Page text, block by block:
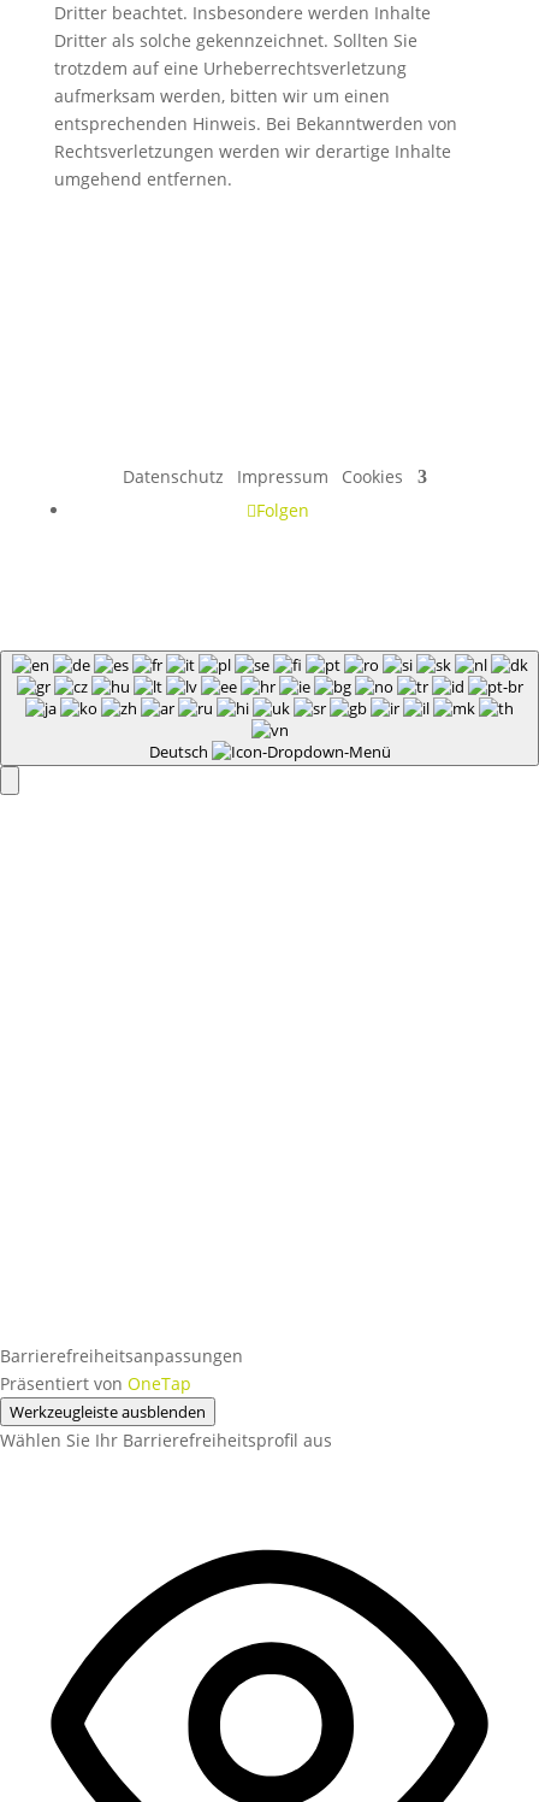
Dritter beachtet. Insbesondere werden Inhalte
Dritter als solche gekennzeichnet. Sollten Sie
trotzdem auf eine Urheberrechtsverletzung
aufmerksam werden, bitten wir um einen
entsprechenden Hinweis. Bei Bekanntwerden von
Rechtsverletzungen werden wir derartige Inhalte
umgehend entfernen.
Datenschutz Impressum
Cookies
Folgen
Deutsch
Barrierefreiheitsanpassungen
Präsentiert von OneTap
Werkzeugleiste ausblenden
Wählen Sie Ihr Barrierefreiheitsprofil aus